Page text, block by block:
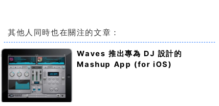
其他人同時也在關注的文章：
Waves 推出專為 DJ 設計的
Mashup App (for iOS)